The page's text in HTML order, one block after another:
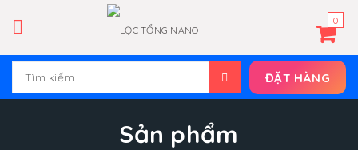
0
ĐẶT HÀNG
Sản phẩm